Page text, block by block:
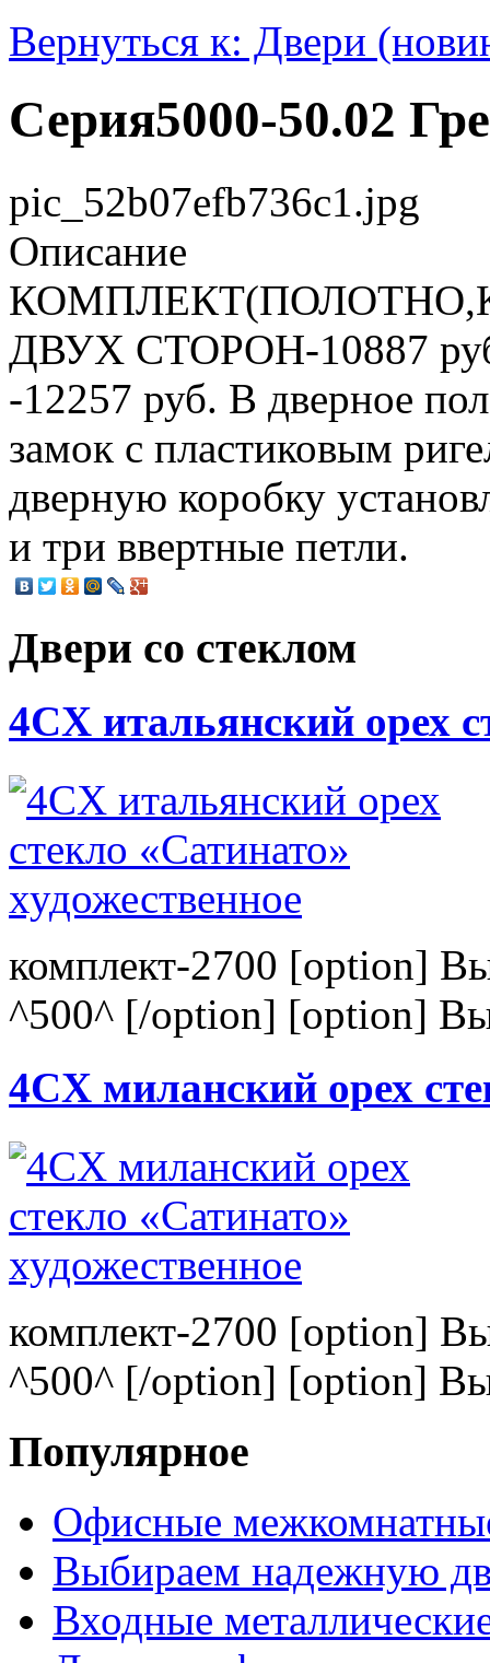
Вернуться к: Двери
Серия5000-50.02
pic_52b07efb736c1.jpg
Описание
ДВУХ СТОРОН-10887
-12257 руб. В дверное
замок с пластиковым
дверную коробку
и три ввертные петли.
Двери со стеклом
4CХ итальянский орех
комплект-2700 [option]
^500^ [/option] [option]
4CХ миланский орех
комплект-2700 [option]
^500^ [/option] [option]
Популярное
Офисные
Выбираем надежную
Входные